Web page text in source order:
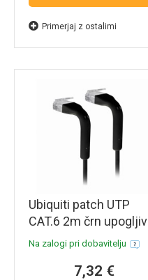
Primerjaj z ostalimi
Ubiquiti patch UTP
CAT.6 2m črn upogljiv
Na zalogi pri dobavitelju
7,32 €